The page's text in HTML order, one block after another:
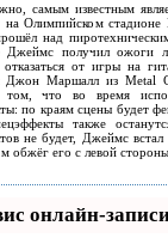
самым известным
на Олимпийском
над
Джеймс получил ожоги
от игры на
Джон Маршалл из Metal
что во время
по краям сцены будет
также
не будет, Джеймс
обжёг его с левой
онлайн-